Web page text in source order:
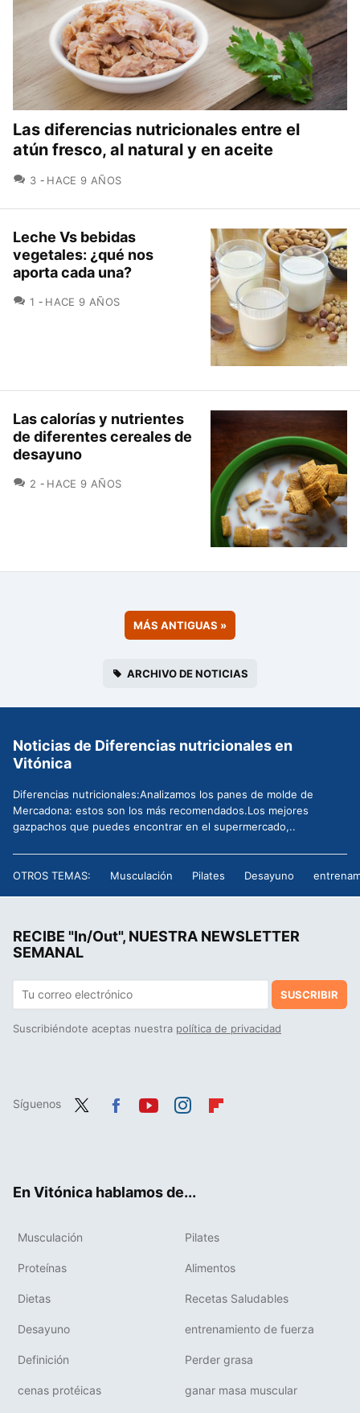
Las diferencias nutricionales entre el
atún fresco, al natural y en aceite
3 COMENTARIOS
HACE 9 AÑOS
Leche Vs bebidas
vegetales: ¿qué nos
aporta cada una?
1 COMENTARIOS
HACE 9 AÑOS
Las calorías y nutrientes
de diferentes cereales de
desayuno
2 COMENTARIOS
HACE 9 AÑOS
MÁS ANTIGUAS »
ARCHIVO DE NOTICIAS
Noticias de Diferencias nutricionales en
Vitónica
Diferencias nutricionales:Analizamos los panes de molde de
Mercadona: estos son los más recomendados.Los mejores
gazpachos que puedes encontrar en el supermercado,..
OTROS TEMAS: Musculación Pilates Desayuno
RECIBE "In/Out", NUESTRA NEWSLETTER
SEMANAL
SUSCRIBIR
Suscribiéndote aceptas nuestra política de privacidad
Síguenos
En Vitónica hablamos de...
Musculación Pilates
Proteínas Alimentos
Dietas Recetas Saludables
Desayuno entrenamiento de fuerza
Definición Perder grasa
cenas protéicas ganar masa muscular